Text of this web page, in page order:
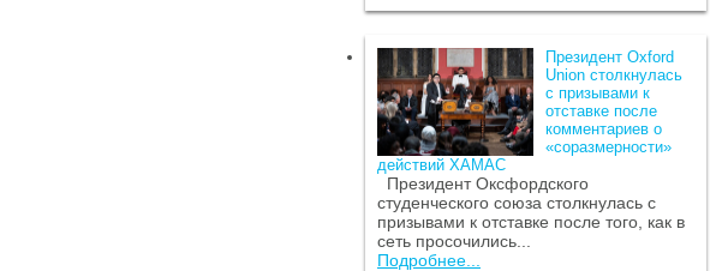
Президент Oxford
Union столкнулась
с призывами к
отставке после
комментариев о
«соразмерности»
действий ХАМАС
Президент Оксфордского
студенческого союза столкнулась с
призывами к отставке после того, как в
сеть просочились...
Подробнее...